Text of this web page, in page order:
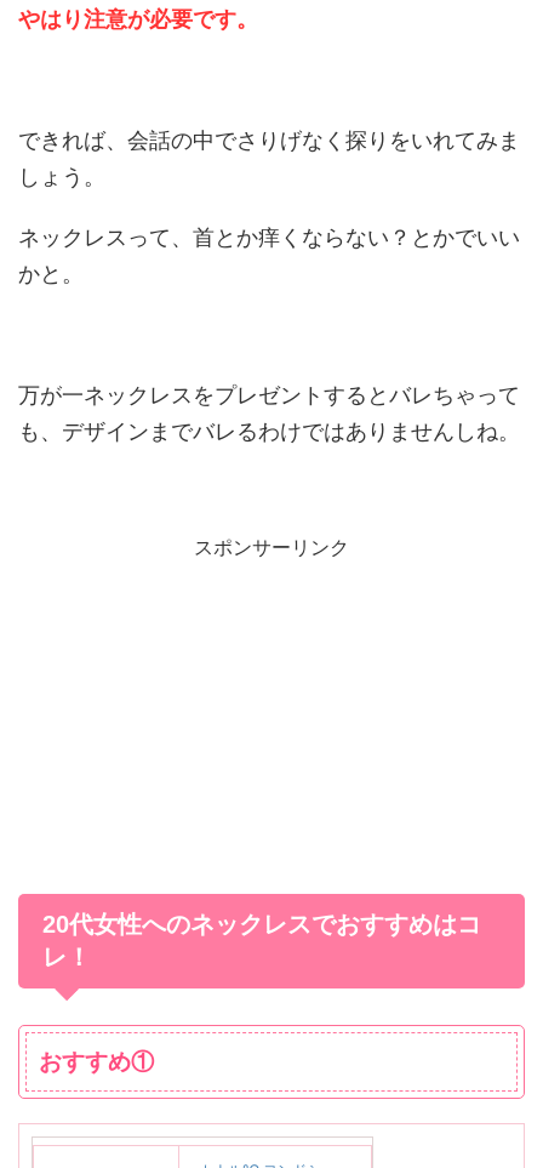
やはり注意が必要です。
できれば、会話の中でさりげなく探りをいれてみま
しょう。
ネックレスって、首とか痒くならない？とかでいい
かと。
万が一ネックレスをプレゼントするとバレちゃって
も、デザインまでバレるわけではありませんしね。
スポンサーリンク
20代女性へのネックレスでおすすめはコ
レ！
おすすめ①